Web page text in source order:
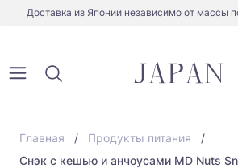
Доставка из Японии независимо от массы
Главная
Продукты питания
Снэк с кешью и анчоусами MD Nuts